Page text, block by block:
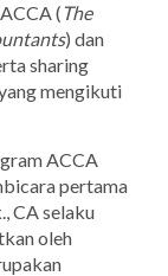
( The
) dan
sharing
mengikuti
ACCA
pertama
CA selaku
oleh